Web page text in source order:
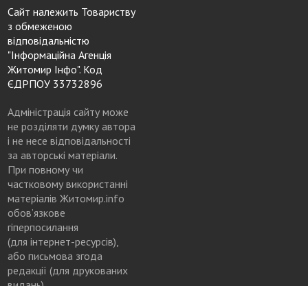
Сайт належить Товариству
з обмеженою
відповідальністю
"Інформаційна Агенція
Житомир Інфо". Код
ЄДРПОУ 33732896
Адміністрація сайту може
не розділяти думку автора
і не несе відповідальності
за авторські матеріали.
При повному чи
частковому використанні
матеріалів Житомир.info
обов’язкове
гіперпосилання
(для інтернет-ресурсів),
або письмова згода
редакції (для друкованих